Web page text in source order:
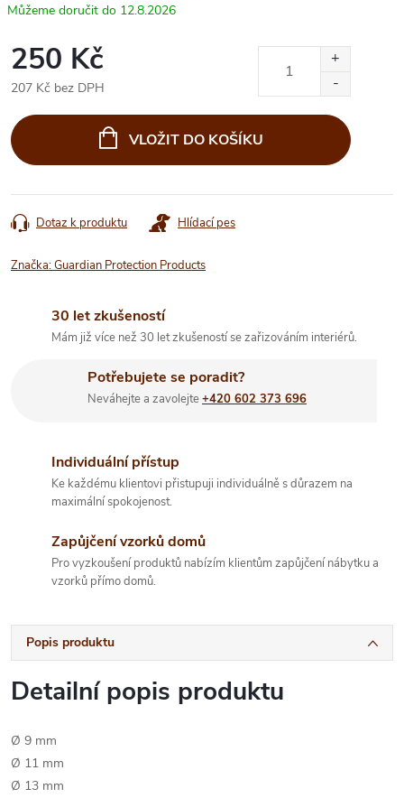
12.8.2026
250 Kč
207 Kč bez DPH
cena:
VLOŽIT DO KOŠÍKU
Dotaz k produktu Hlídací pes
Značka:Guardian Protection Products
30 let zkušeností
Mám již více než 30 let zkušeností se zařizováním interiérů.
Potřebujete se poradit?
Neváhejte a zavolejte+420 602 373 696
Individuální přístup
Ke každému klientovi přistupuji individuálně s důrazem na
maximální spokojenost.
Zapůjčení vzorků domů
Pro vyzkoušení produktů nabízím klientům zapůjčení nábytku a
vzorků přímo domů.
Popis produktu
Detailní popis produktu
Ø 9 mm
Ø 11 mm
Ø 13 mm